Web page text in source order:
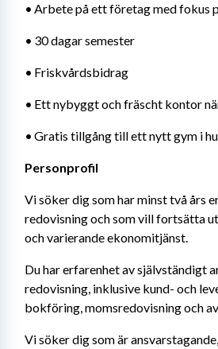
•	Arbete på ett företag med fokus
•	30 dagar semester
•	Friskvårdsbidrag
•	Ett nybyggt och fräscht kontor
•	Gratis tillgång till ett nytt gym i
Personprofil
Vi söker dig som har minst två års
redovisning och som vill fortsätta
och varierande ekonomitjänst.
Du har erfarenhet av självständigt
redovisning, inklusive kund- och
bokföring, momsredovisning och
Vi söker dig som är